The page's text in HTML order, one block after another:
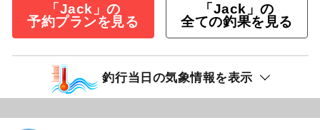
「Jack」の
予約プランを見る
「Jack」の
全ての釣果を見る
釣行当日の気象情報を表示